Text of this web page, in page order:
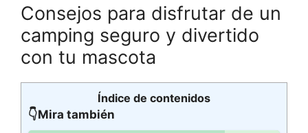
Consejos para disfrutar de un
camping seguro y divertido
con tu mascota
Índice de contenidos
👇Mira también